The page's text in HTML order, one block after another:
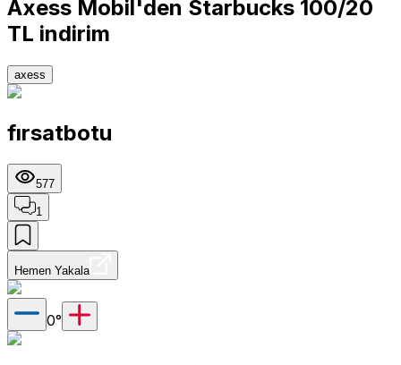
Axess Mobil'den Starbucks 100/20
TL indirim
axess
fırsatbotu
577
1
Hemen Yakala
0°